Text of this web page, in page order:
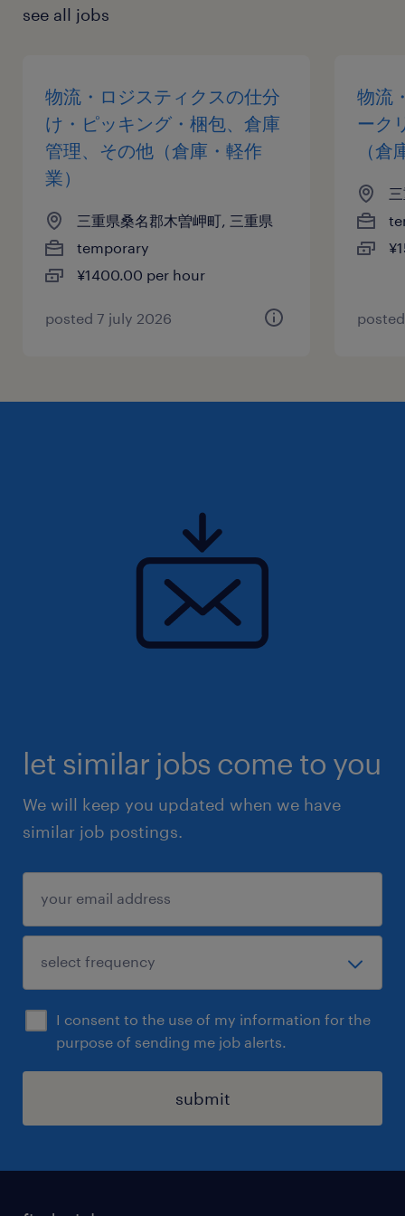
see all jobs
物流・ロジスティクスの仕分
け・ピッキング・梱包、倉庫
管理、その他（倉庫・軽作
業）
三重県桑名郡木曽岬町, 三重県
temporary
¥1400.00 per hour
posted 7 july 2026
物流
ーク
（
let similar jobs come to you
We will keep you updated when we have
similar job postings.
I consent to the use of my information for the
purpose of sending me job alerts.
submit